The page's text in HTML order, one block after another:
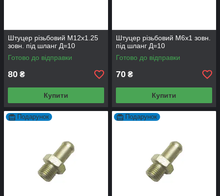
Штуцер різьбовий М12х1.25
зовн. під шланг Д=10
Готово до відправки
80 ₴
Купити
Штуцер різьбовий М6х1 зовн.
під шланг Д=10
Готово до відправки
70 ₴
Купити
Подарунок Подарунок